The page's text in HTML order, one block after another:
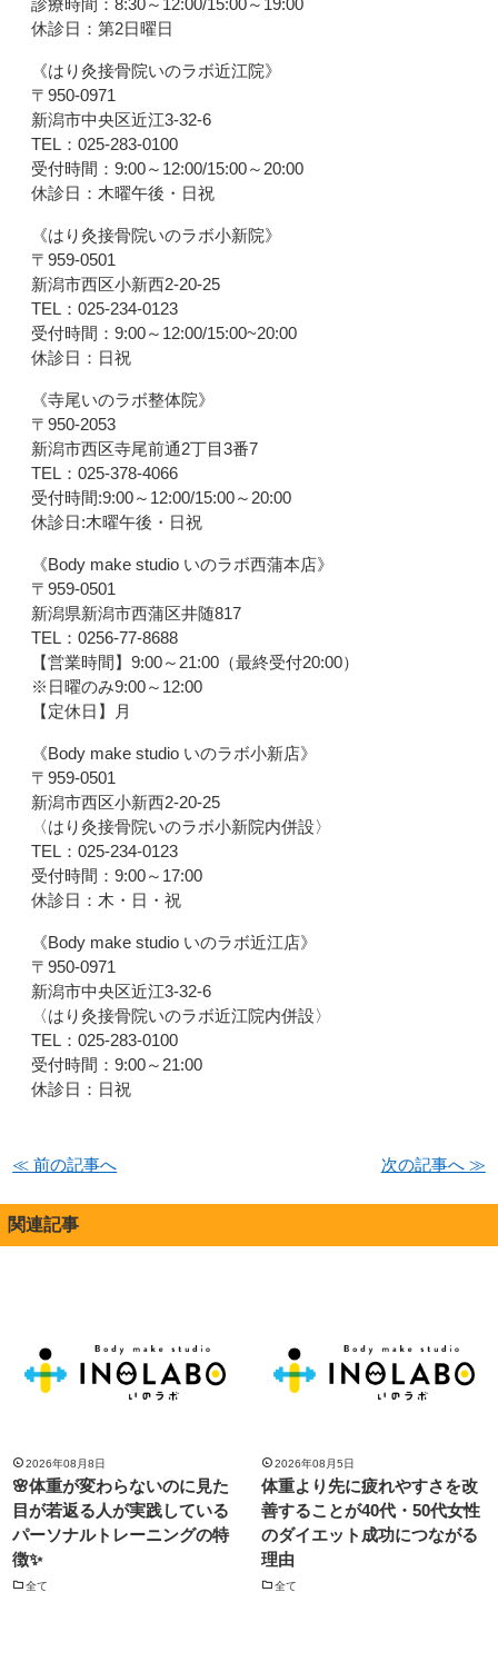
診療時間：8:30～12:00/15:00～19:00
休診日：第2日曜日
《はり灸接骨院いのラボ近江院》
〒950-0971
新潟市中央区近江3-32-6
TEL：025-283-0100
受付時間：9:00～12:00/15:00～20:00
休診日：木曜午後・日祝
《はり灸接骨院いのラボ小新院》
〒959-0501
新潟市西区小新西2-20-25
TEL：025-234-0123
受付時間：9:00～12:00/15:00~20:00
休診日：日祝
《寺尾いのラボ整体院》
〒950-2053
新潟市西区寺尾前通2丁目3番7
TEL：025-378-4066
受付時間:9:00～12:00/15:00～20:00
休診日:木曜午後・日祝
《Body make studio いのラボ西蒲本店》
〒959-0501
新潟県新潟市西蒲区井随817
TEL：0256-77-8688
【営業時間】9:00～21:00（最終受付20:00）
※日曜のみ9:00～12:00
【定休日】月
《Body make studio いのラボ小新店》
〒959-0501
新潟市西区小新西2-20-25
〈はり灸接骨院いのラボ小新院内併設〉
TEL：025-234-0123
受付時間：9:00～17:00
休診日：木・日・祝
《Body make studio いのラボ近江店》
〒950-0971
新潟市中央区近江3-32-6
〈はり灸接骨院いのラボ近江院内併設〉
TEL：025-283-0100
受付時間：9:00～21:00
休診日：日祝
≪ 前の記事へ 次の記事へ ≫
関連記事
2026年08月8日
🌸体重が変わらないのに見た
目が若返る人が実践している
パーソナルトレーニングの特
徴✨
全て
2026年08月5日
体重より先に疲れやすさを改
善することが40代・50代女性
のダイエット成功につながる
理由
全て